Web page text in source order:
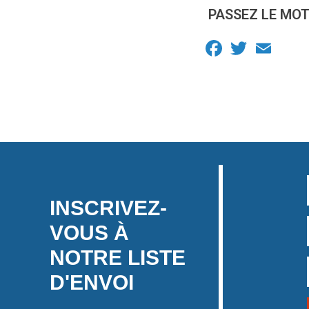
PASSEZ LE
Facebook
Twitter
INSCRIVEZ-
VOUS À
NOTRE LISTE
D'ENVOI